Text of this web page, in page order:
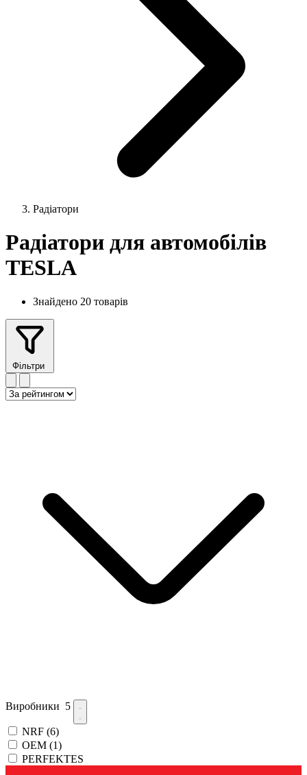
Радіатори
Радіатори для автомобілів
TESLA
Знайдено 20 товарів
Фільтри
Виробники 5
NRF (6)
OEM (1)
PERFEKTES